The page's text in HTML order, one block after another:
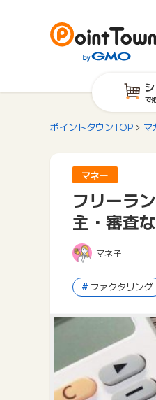
で
ポイントタウンTOP マ
マネー
フリーラ
主・審査
マネ子
ファクタリング